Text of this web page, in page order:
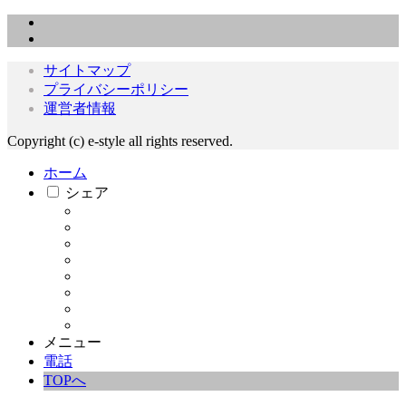
サイトマップ
プライバシーポリシー
運営者情報
Copyright (c) e-style all rights reserved.
ホーム
シェア
メニュー
電話
TOPへ